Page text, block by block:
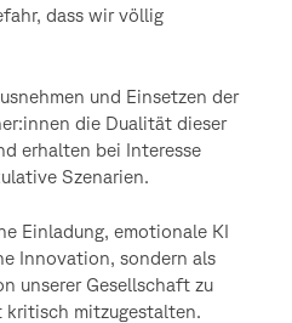
dass wir völlig
und Einsetzen der
die Dualität dieser
erhalten bei Interesse
Szenarien.
Einladung, emotionale KI
Innovation, sondern als
unserer Gesellschaft zu
mitzugestalten.